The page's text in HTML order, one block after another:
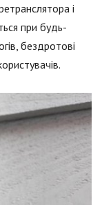
і
при будь-
бездротові